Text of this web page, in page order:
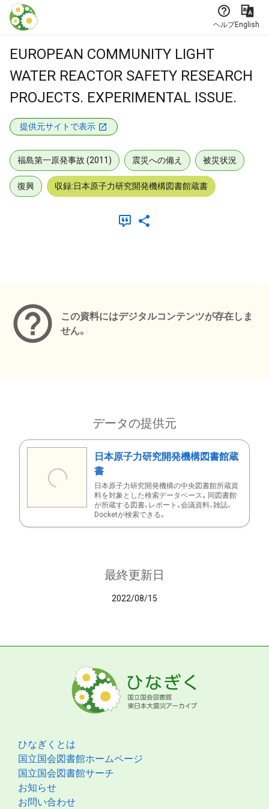
本文に飛ぶ
ヘルプEnglish
EUROPEAN COMMUNITY LIGHT
WATER REACTOR SAFETY RESEARCH
PROJECTS. EXPERIMENTAL ISSUE.
提供元サイトで表示
福島第一原発事故 (2011) 震災への備え 被災状況
復興 収録:日本原子力研究開発機構図書館蔵書
この資料にはデジタルコンテンツが存在しま
せん。
データの提供元
日本原子力研究開発機構図書館蔵
書
日本原子力研究開発機構の中央図書館所蔵資
料を対象とした検索データベース。同図書館
が所蔵する図書、レポート、会議資料、雑誌、
Docketが検索できる。
最終更新日
2022/08/15
ひなぎくとは
国立国会図書館ホームページ
国立国会図書館サーチ
お知らせ
お問い合わせ